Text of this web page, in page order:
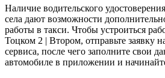
Наличие водительского
села дают возможности
работы в такси. Чтобы устроиться
Тоцком 2 | Втором, отправьте заявку
сервиса, после чего заполните свои
автомобиле в приложении и